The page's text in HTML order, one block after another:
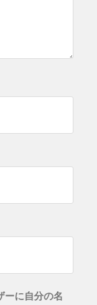
ーに自分の名